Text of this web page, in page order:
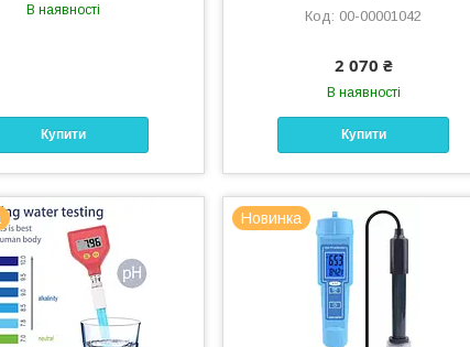
В наявності
Купити
00-00001042
2 070 ₴
В наявності
Купити
Новинка